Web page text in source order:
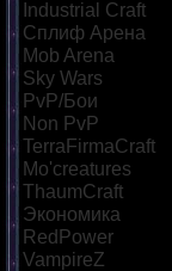
Industrial Craft
Сплиф Арена
Mob Arena
Sky Wars
PvP/Бои
Non PvP
TerraFirmaCraft
Mo'creatures
ThaumCraft
Экономика
RedPower
VampireZ